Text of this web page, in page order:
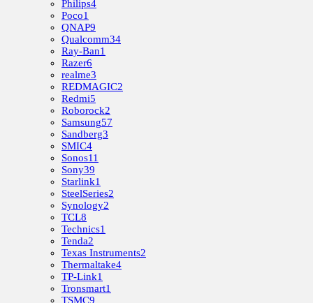
Philips4
Poco1
QNAP9
Qualcomm34
Ray-Ban1
Razer6
realme3
REDMAGIC2
Redmi5
Roborock2
Samsung57
Sandberg3
SMIC4
Sonos11
Sony39
Starlink1
SteelSeries2
Synology2
TCL8
Technics1
Tenda2
Texas Instruments2
Thermaltake4
TP-Link1
Tronsmart1
TSMC9